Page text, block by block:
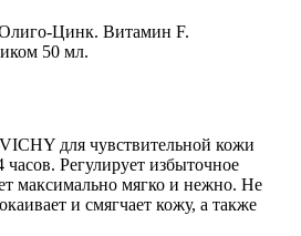
Цинк. Витамин F.
50 мл.
для чувствительной кожи
Регулирует избыточное
максимально мягко и нежно. Не
и смягчает кожу, а также